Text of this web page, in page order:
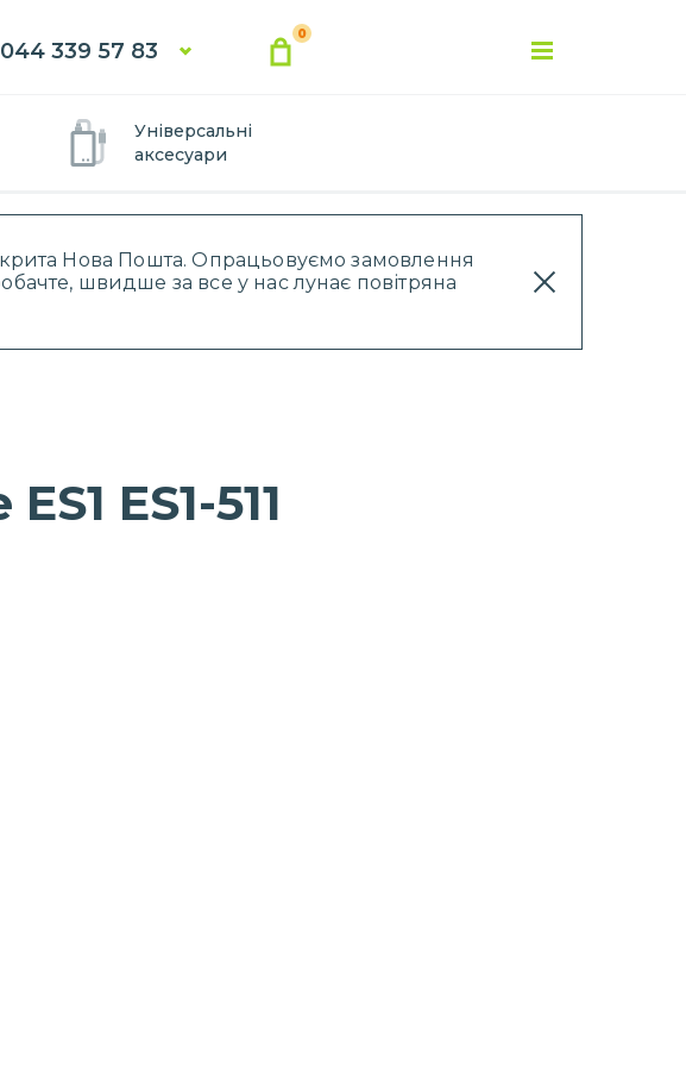
Нова Пошта. Опрацьовуємо замовлення
швидше за все у нас лунає повітряна
339 57 83
0
Універсальні
аксесуари
ES1-511